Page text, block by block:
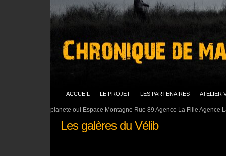
planete oui Espace Montagne Rue 89 Agence La Fille Agence
ACCUEIL LE PROJET LES PARTENAIRES ATELIER
Les galères du Vélib